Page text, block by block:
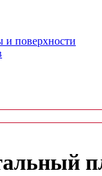
поверхности